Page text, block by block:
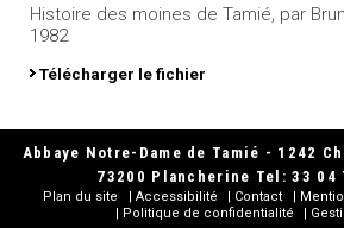
Histoire des moines de Tamié, par
1982
Télécharger le fichier
Abbaye Notre-Dame de Tamié - 1242
73200 Plancherine Tel: 33 04
Plan du site Accessibilité Contact
Politique de confidentialité